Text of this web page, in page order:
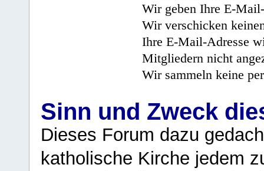
Wir geben Ihre E-
Wir verschicken
Ihre E-Mail-Adresse
Mitgliedern nicht
Wir sammeln keine
Sinn und Zweck
Dieses Forum dazu
katholische Kirche jedem